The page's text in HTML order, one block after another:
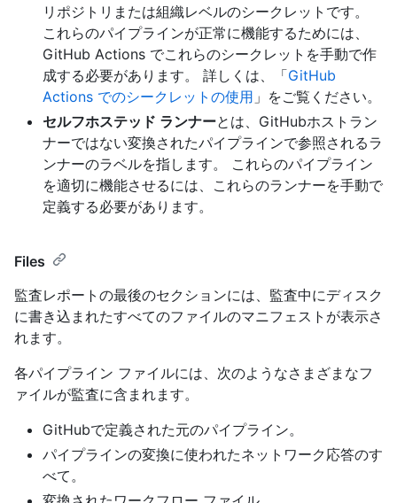
リポジトリまたは組織レベルのシークレットです。
これらのパイプラインが正常に機能するためには、
GitHub Actions でこれらのシークレットを手動で作
成する必要があります。 詳しくは、「GitHub
Actions でのシークレットの使用 」をご覧ください。
セルフホステッド ランナーとは、GitHubホストラン
ナーではない変換されたパイプラインで参照されるラ
ンナーのラベルを指します。 これらのパイプライン
を適切に機能させるには、これらのランナーを手動で
定義する必要があります。
Files
監査レポートの最後のセクションには、監査中にディスク
に書き込まれたすべてのファイルのマニフェストが表示さ
れます。
各パイプライン ファイルには、次のようなさまざまなフ
ァイルが監査に含まれます。
GitHubで定義された元のパイプライン。
パイプラインの変換に使われたネットワーク応答のす
べて。